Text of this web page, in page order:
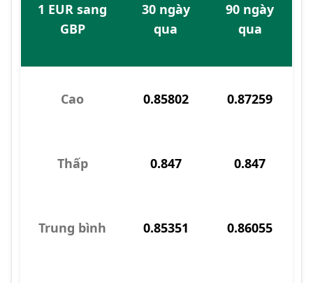
1 EUR sang
GBP
30 ngày
qua
90 ngày
qua
Cao 0.85802 0.87259
Thấp 0.847 0.847
Trung bình 0.85351 0.86055